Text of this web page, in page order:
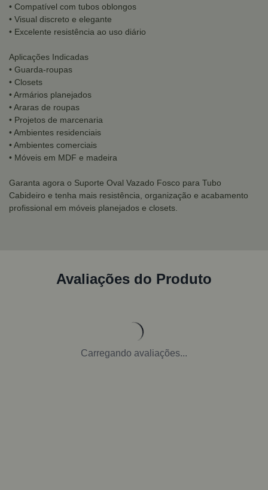
• Compatível com tubos oblongos
• Visual discreto e elegante
• Excelente resistência ao uso diário
Aplicações Indicadas
• Guarda-roupas
• Closets
• Armários planejados
• Araras de roupas
• Projetos de marcenaria
• Ambientes residenciais
• Ambientes comerciais
• Móveis em MDF e madeira
Garanta agora o Suporte Oval Vazado Fosco para Tubo
Cabideiro e tenha mais resistência, organização e acabamento
profissional em móveis planejados e closets.
Avaliações do Produto
Carregando avaliações...